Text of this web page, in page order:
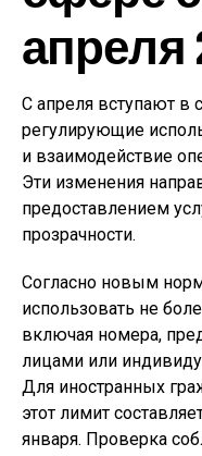
апреля
С апреля вступают в
регулирующие
и взаимодействие
Эти изменения
предоставлением
прозрачности.
Согласно новым
использовать не
включая номера,
лицами или
Для иностранных
этот лимит
января. Проверка